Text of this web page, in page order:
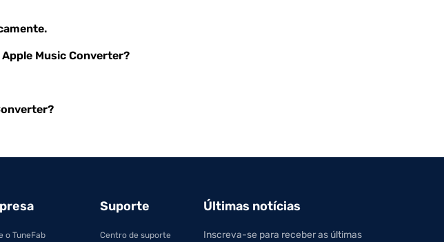
Music Converter?
o TuneFab
Suporte
Centro de suporte
Últimas notícias
Inscreva-se para receber as últimas